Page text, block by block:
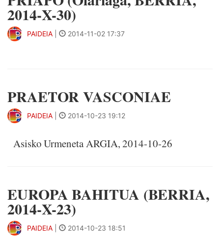
2014-X-30)
PAIDEIA 2014-11-02 17:37
PRAETOR VASCONIAE
PAIDEIA 2014-10-23 19:12
Asisko Urmeneta ARGIA, 2014-10-26
EUROPA BAHITUA (BERRIA,
2014-X-23)
PAIDEIA 2014-10-23 18:51